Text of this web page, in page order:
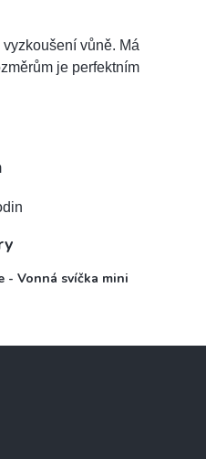
vůně. Má
je perfektním
- Vonná svíčka mini